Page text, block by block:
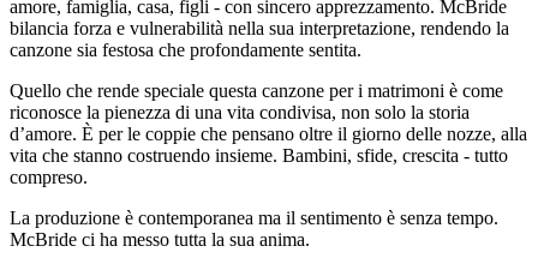
amore, famiglia, casa, figli - con sincero apprezzamento. McBride
bilancia forza e vulnerabilità nella sua interpretazione, rendendo la
canzone sia festosa che profondamente sentita.
Quello che rende speciale questa canzone per i matrimoni è come
riconosce la pienezza di una vita condivisa, non solo la storia
d’amore. È per le coppie che pensano oltre il giorno delle nozze, alla
vita che stanno costruendo insieme. Bambini, sfide, crescita - tutto
compreso.
La produzione è contemporanea ma il sentimento è senza tempo.
McBride ci ha messo tutta la sua anima.